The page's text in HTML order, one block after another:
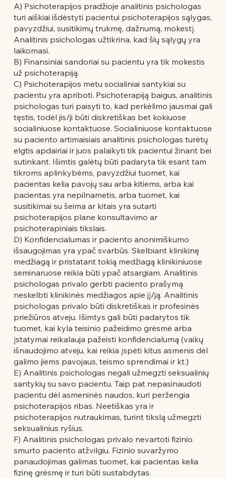
A) Psichoterapijos pradžioje analitinis psichologas
turi aiškiai išdėstyti pacientui psichoterapijos sąlygas,
pavyzdžiui, susitikimų trukmę, dažnumą, mokestį.
Analitinis psichologas užtikrina, kad šių sąlygų yra
laikomasi.
B) Finansiniai sandoriai su pacientu yra tik mokestis
už psichoterapiją.
C) Psichoterapijos metu socialiniai santykiai su
pacientu yra apriboti. Psichoterapiją baigus, analitinis
psichologas turi paisyti to, kad perkėlimo jausmai gali
tęstis, todėl jis/ji būti diskretiškas bet kokiuose
socialiniuose kontaktuose. Socialiniuose kontaktuose
su paciento artimaisiais analitinis psichologas turėtų
elgtis apdairiai ir juos palaikyti tik pacientui žinant bei
sutinkant. Išimtis galėtų būti padaryta tik esant tam
tikroms aplinkybėms, pavyzdžiui tuomet, kai
pacientas kelia pavojų sau arba kitiems, arba kai
pacientas yra nepilnametis, arba tuomet, kai
susitikimai su šeima ar kitais yra sutarti
psichoterapijos plane konsultavimo ar
psichoterapiniais tikslais.
D) Konfidencialumas ir paciento anonimiškumo
išsaugojimas yra ypač svarbūs. Skelbiant klinikinę
medžiagą ir pristatant tokią medžiagą klinikiniuose
seminaruose reikia būti ypač atsargiam. Analitinis
psichologas privalo gerbti paciento prašymą
neskelbti klinikinės medžiagos apie jį/ją. Analitinis
psichologas privalo būti diskretiškas ir profesinės
priežiūros atveju. Išimtys gali būti padarytos tik
tuomet, kai kyla teisinio pažeidimo grėsmė arba
įstatymai reikalauja pažeisti konfidencialumą (vaikų
išnaudojimo atveju, kai reikia įspėti kitus asmenis dėl
galimo jiems pavojaus, teismo sprendimai ir kt.)
E) Analitinis psichologas negali užmegzti seksualinių
santykių su savo pacientu. Taip pat nepasinaudoti
pacientu dėl asmeninės naudos, kuri peržengia
psichoterapijos ribas. Neetiškas yra ir
psichoterapijos nutraukimas, turint tikslą užmegzti
seksualinius ryšius.
F) Analitinis psichologas privalo nevartoti fizinio
smurto paciento atžvilgiu. Fizinio suvaržymo
panaudojimas galimas tuomet, kai pacientas kelia
fizinę grėsmę ir turi būti sustabdytas.